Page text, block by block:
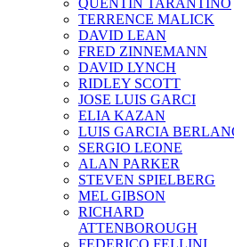
QUENTIN TARANTINO
TERRENCE MALICK
DAVID LEAN
FRED ZINNEMANN
DAVID LYNCH
RIDLEY SCOTT
JOSE LUIS GARCI
ELIA KAZAN
LUIS GARCIA
SERGIO LEONE
ALAN PARKER
STEVEN SPIELBERG
MEL GIBSON
RICHARD
ATTENBOROUGH
FEDERICO FELLINI